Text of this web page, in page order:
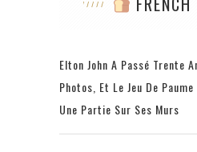
Elton John A Passé Trente
Photos, Et Le Jeu De
Une Partie Sur Ses Murs